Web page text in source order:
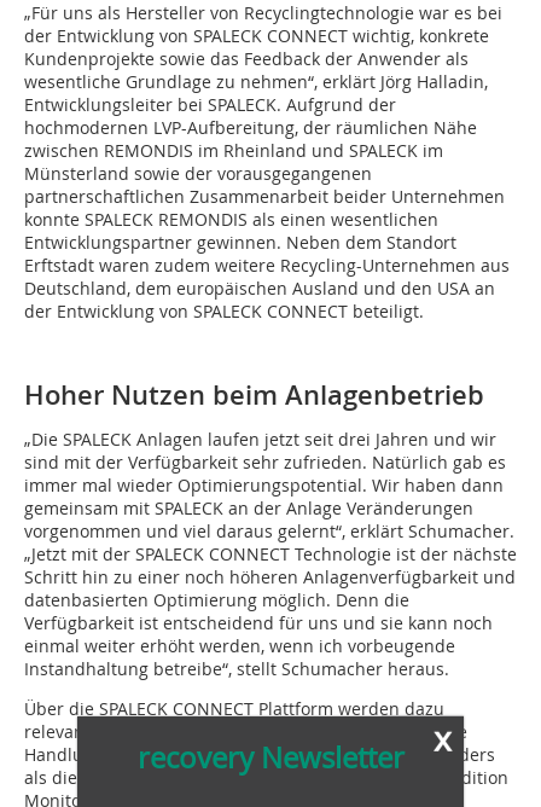
„Für uns als Hersteller von Recyclingtechnologie war es bei
der Entwicklung von SPALECK CONNECT wichtig, konkrete
Kundenprojekte sowie das Feedback der Anwender als
wesentliche Grundlage zu nehmen“, erklärt Jörg Halladin,
Entwicklungsleiter bei SPALECK. Aufgrund der
hochmodernen LVP-Aufbereitung, der räumlichen Nähe
zwischen REMONDIS im Rheinland und SPALECK im
Münsterland sowie der vorausgegangenen
partnerschaftlichen Zusammenarbeit beider Unternehmen
konnte SPALECK REMONDIS als einen wesentlichen
Entwicklungspartner gewinnen. Neben dem Standort
Erftstadt waren zudem weitere Recycling-Unternehmen aus
Deutschland, dem europäischen Ausland und den USA an
der Entwicklung von SPALECK CONNECT beteiligt.
Hoher Nutzen beim Anlagenbetrieb
„Die SPALECK Anlagen laufen jetzt seit drei Jahren und wir
sind mit der Verfügbarkeit sehr zufrieden. Natürlich gab es
immer mal wieder Optimierungspotential. Wir haben dann
gemeinsam mit SPALECK an der Anlage Veränderungen
vorgenommen und viel daraus gelernt“, erklärt Schumacher.
„Jetzt mit der SPALECK CONNECT Technologie ist der nächste
Schritt hin zu einer noch höheren Anlagenverfügbarkeit und
datenbasierten Optimierung möglich. Denn die
Verfügbarkeit ist entscheidend für uns und sie kann noch
einmal weiter erhöht werden, wenn ich vorbeugende
Instandhaltung betreibe“, stellt Schumacher heraus.
Über die SPALECK CONNECT Plattform werden dazu
relevante Ereignisse frühzeitig angezeigt und konkrete
Handlungsempfehlungen gegeben. Jörg Halladin: „Anders
als die menschliche Wahrnehmung basiert unser Condition
Monitoring auf den permanent vorliegenden
x
recovery Newsletter